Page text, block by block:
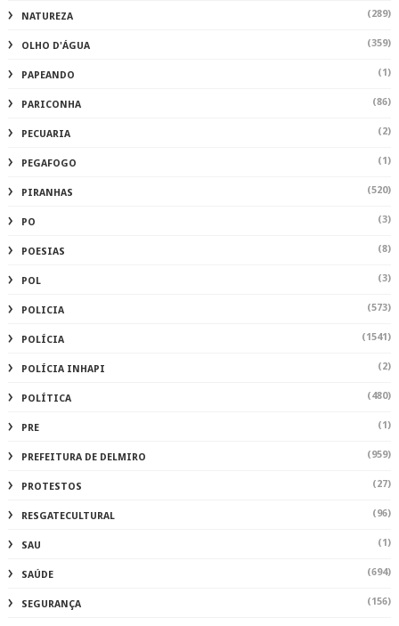
NATUREZA (289)
OLHO D'ÁGUA (359)
PAPEANDO (1)
PARICONHA (86)
PECUARIA (2)
PEGAFOGO (1)
PIRANHAS (520)
PO (3)
POESIAS (8)
POL (3)
POLICIA (573)
POLÍCIA (1541)
POLÍCIA INHAPI (2)
POLÍTICA (480)
PRE (1)
PREFEITURA DE DELMIRO (959)
PROTESTOS (27)
RESGATECULTURAL (96)
SAU (1)
SAÚDE (694)
SEGURANÇA (156)